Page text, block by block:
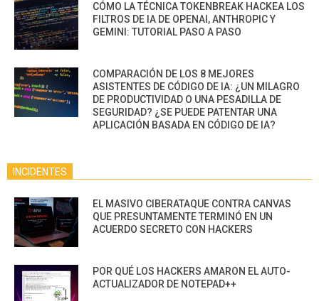
CÓMO LA TÉCNICA TOKENBREAK HACKEA LOS
FILTROS DE IA DE OPENAI, ANTHROPIC Y
GEMINI: TUTORIAL PASO A PASO
COMPARACIÓN DE LOS 8 MEJORES
ASISTENTES DE CÓDIGO DE IA: ¿UN MILAGRO
DE PRODUCTIVIDAD O UNA PESADILLA DE
SEGURIDAD? ¿SE PUEDE PATENTAR UNA
APLICACIÓN BASADA EN CÓDIGO DE IA?
INCIDENTES
EL MASIVO CIBERATAQUE CONTRA CANVAS
QUE PRESUNTAMENTE TERMINÓ EN UN
ACUERDO SECRETO CON HACKERS
POR QUÉ LOS HACKERS AMARON EL AUTO-
ACTUALIZADOR DE NOTEPAD++